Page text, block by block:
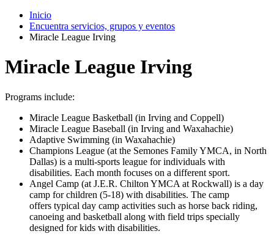
Inicio
Encuentra servicios, grupos y eventos
Miracle League Irving
Miracle League Irving
Programs include:
Miracle League Basketball (in Irving and Coppell)
Miracle League Baseball (in Irving and Waxahachie)
Adaptive Swimming (in Waxahachie)
Champions League (at the Semones Family YMCA, in North
Dallas) is a multi-sports league for individuals with
disabilities. Each month focuses on a different sport.
Angel Camp (at J.E.R. Chilton YMCA at Rockwall) is a day
camp for children (5-18) with disabilities. The camp
offers typical day camp activities such as horse back riding,
canoeing and basketball along with field trips specially
designed for kids with disabilities.